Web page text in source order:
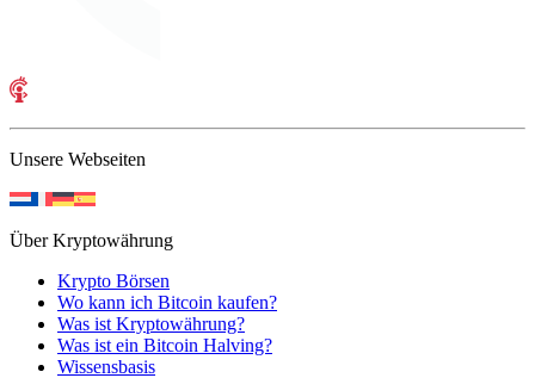
Unsere Webseiten
Über Kryptowährung
Krypto Börsen
Wo kann ich Bitcoin kaufen?
Was ist Kryptowährung?
Was ist ein Bitcoin Halving?
Wissensbasis